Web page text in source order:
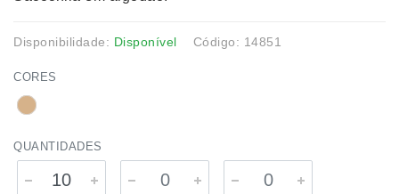
Disponibilidade: Disponível Código: 14851
CORES
QUANTIDADES